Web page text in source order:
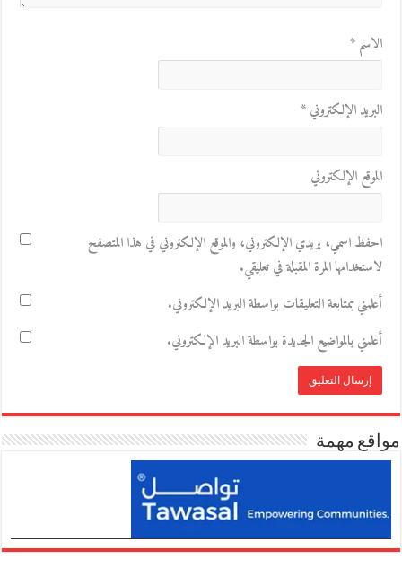
الاسم*
البريد الإلكتروني*
الموقع الإلكتروني
احفظ اسمي، بريدي الإلكتروني، والموقع الإلكتروني في هذا المتصفح
لاستخدامها المرة المقبلة في تعليقي.
أعلمني بمتابعة التعليقات بواسطة البريد الإلكتروني.
أعلمني بالمواضيع الجديدة بواسطة البريد الإلكتروني.
مواقع مهمة